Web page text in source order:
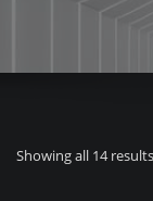
Showing all 14 results